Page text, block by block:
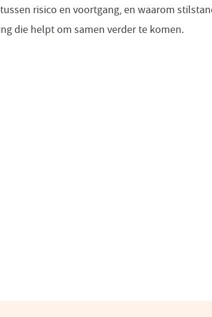
risico en voortgang, en waarom
die helpt om samen verder te komen.